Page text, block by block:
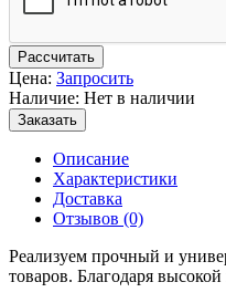
Рассчитать
Цена: Запросить
Наличие: Нет в наличии
Заказать
Описание
Характеристики
Доставка
Отзывов (0)
Реализуем прочный и
товаров. Благодаря